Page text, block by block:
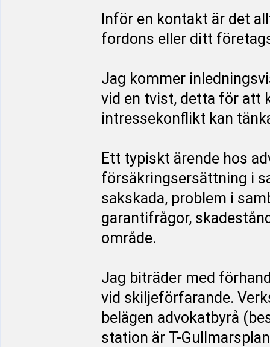
Inför en kontakt är det
fordons eller ditt
Jag kommer
vid en tvist, detta för att
intressekonflikt kan
Ett typiskt ärende hos
försäkringsersättning i
sakskada, problem i
garantifrågor,
område.
Jag biträder med
vid skiljeförfarande.
belägen advokatbyrå
station är T-